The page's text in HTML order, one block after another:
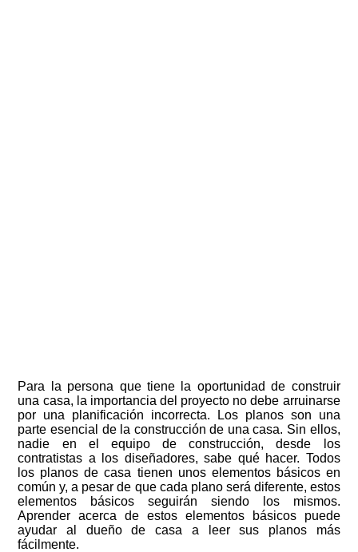
Para la persona que tiene la oportunidad de construir
una casa, la importancia del proyecto no debe arruinarse
por una planificación incorrecta. Los planos son una
parte esencial de la construcción de una casa. Sin ellos,
nadie en el equipo de construcción, desde los
contratistas a los diseñadores, sabe qué hacer. Todos
los planos de casa tienen unos elementos básicos en
común y, a pesar de que cada plano será diferente, estos
elementos básicos seguirán siendo los mismos.
Aprender acerca de estos elementos básicos puede
ayudar al dueño de casa a leer sus planos más
fácilmente.